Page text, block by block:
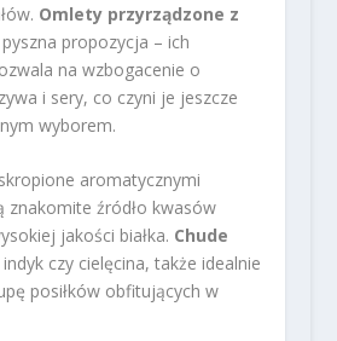
Omlety przyrządzone z
propozycja – ich
na wzbogacenie o
i sery, co czyni je jeszcze
wyborem.
aromatycznymi
znakomite źródło kwasów
jakości białka. Chude
czy cielęcina, także idealnie
posiłków obfitujących w